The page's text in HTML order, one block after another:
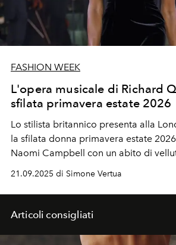
FASHION WEEK
L'opera musicale di Richard
sfilata primavera estate 2026
Lo stilista britannico presenta alla
la sfilata donna primavera estate
Naomi Campbell con un abito di
decolletè bianco che unisce rigore
21.09.2025 di Simone Vertua
Articoli consigliati